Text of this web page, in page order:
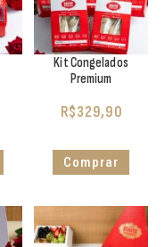
Kit Congelados
Premium
R$329,90
Comprar